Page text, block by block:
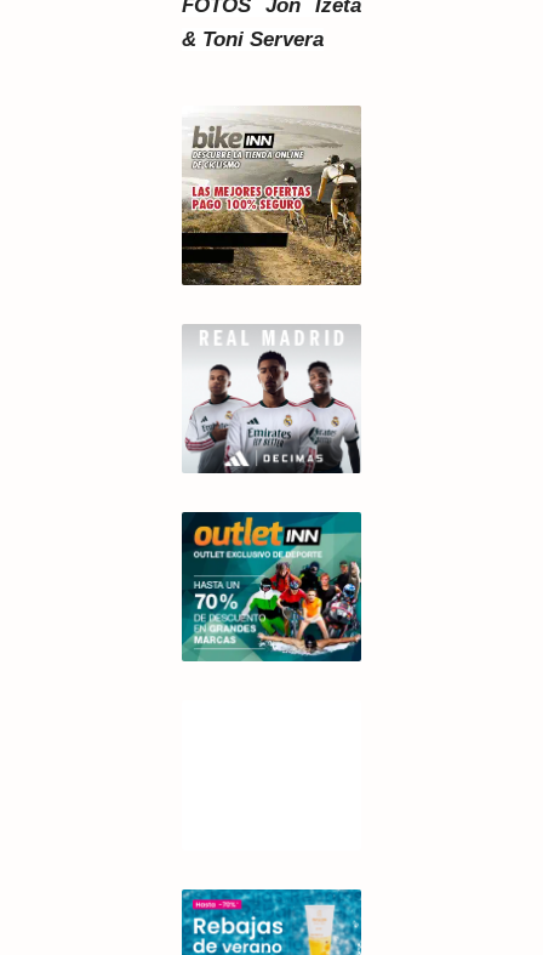
FOTOS Jon Izeta
& Toni Servera